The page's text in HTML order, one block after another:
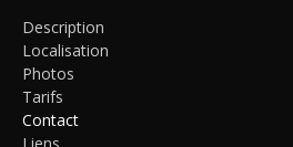
Description
Localisation
Photos
Tarifs
Contact